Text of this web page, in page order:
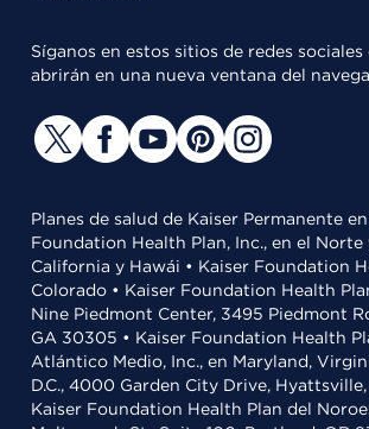
Síganos en estos sitios de redes
abrirán en una nueva ventana del
Planes de salud de Kaiser Permanente
Foundation Health Plan, Inc., en el Norte
California y Hawái • Kaiser Foundation
Colorado • Kaiser Foundation Health
Nine Piedmont Center, 3495 Piedmont
GA 30305 • Kaiser Foundation Health
Atlántico Medio, Inc., en Maryland,
D.C., 4000 Garden City Drive, Hyattsville,
Kaiser Foundation Health Plan del